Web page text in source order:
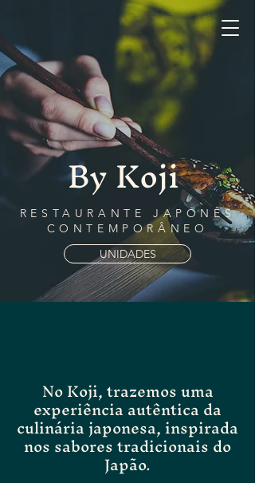
By Koji
RESTAURANTE JAPONÊS
CONTEMPORÂNEO
UNIDADES
No Koji, trazemos uma
experiência autêntica da
culinária japonesa, inspirada
nos sabores tradicionais do
Japão.